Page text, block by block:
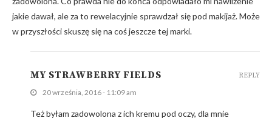
jakie dawał, ale za to rewelacyjnie sprawdzał się pod makijaż. Może
w przyszłości skuszę się na coś jeszcze tej marki.
MY STRAWBERRY FIELDS
20 września, 2016 - 11:09 am
Też byłam zadowolona z ich kremu pod oczy, dla mnie
REPLY